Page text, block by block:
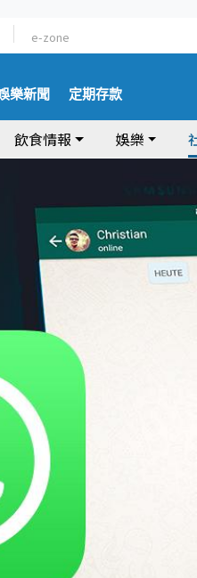
e-zone
樂新聞 定期存款
飲食情報 娛樂